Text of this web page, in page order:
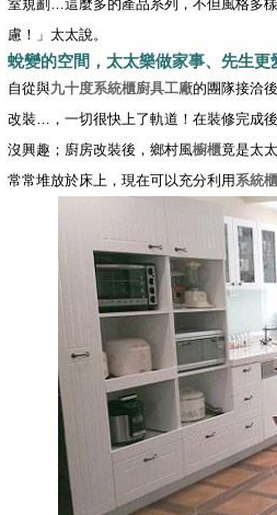
室規劃…這麼多的產品系列，不但風格多
慮！」太太說。
蛻變的空間，太太樂做家事、先生更
自從與九十度系統櫃廚具工廠的團隊接洽
改裝…，一切很快上了軌道！在裝修完成
沒興趣；廚房改裝後，鄉村風櫥櫃竟是太
常常堆放於床上，現在可以充分利用系統櫃